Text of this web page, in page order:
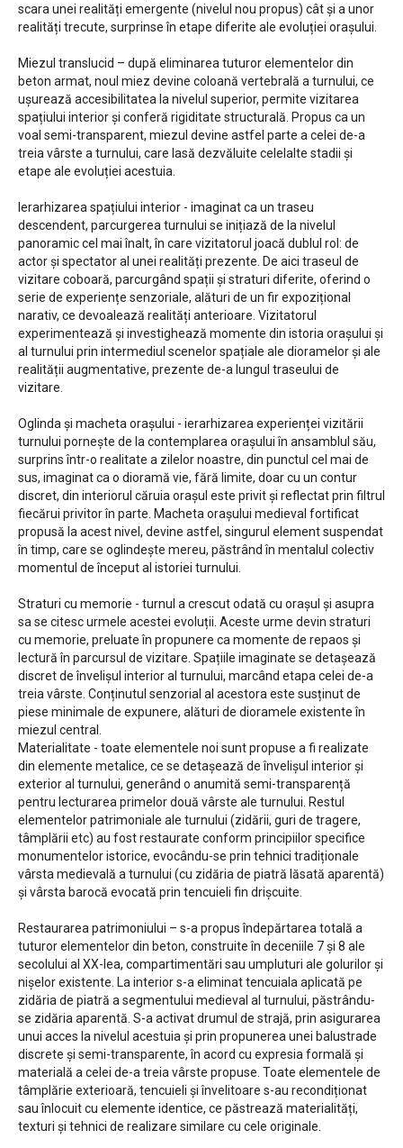
scara unei realități emergente (nivelul nou propus) cât și a unor
realități trecute, surprinse în etape diferite ale evoluției orașului.
Miezul translucid – după eliminarea tuturor elementelor din
beton armat, noul miez devine coloană vertebrală a turnului, ce
ușurează accesibilitatea la nivelul superior, permite vizitarea
spațiului interior și conferă rigiditate structurală. Propus ca un
voal semi-transparent, miezul devine astfel parte a celei de-a
treia vârste a turnului, care lasă dezvăluite celelalte stadii și
etape ale evoluției acestuia.
Ierarhizarea spațiului interior - imaginat ca un traseu
descendent, parcurgerea turnului se inițiază de la nivelul
panoramic cel mai înalt, în care vizitatorul joacă dublul rol: de
actor și spectator al unei realități prezente. De aici traseul de
vizitare coboară, parcurgând spații și straturi diferite, oferind o
serie de experiențe senzoriale, alături de un fir expozițional
narativ, ce devoalează realități anterioare. Vizitatorul
experimentează și investighează momente din istoria orașului și
al turnului prin intermediul scenelor spațiale ale dioramelor și ale
realității augmentative, prezente de-a lungul traseului de
vizitare.
Oglinda și macheta orașului - ierarhizarea experienței vizitării
turnului pornește de la contemplarea orașului în ansamblul său,
surprins într-o realitate a zilelor noastre, din punctul cel mai de
sus, imaginat ca o dioramă vie, fără limite, doar cu un contur
discret, din interiorul căruia orașul este privit și reflectat prin filtrul
fiecărui privitor în parte. Macheta orașului medieval fortificat
propusă la acest nivel, devine astfel, singurul element suspendat
în timp, care se oglindește mereu, păstrând în mentalul colectiv
momentul de început al istoriei turnului.
Straturi cu memorie - turnul a crescut odată cu orașul și asupra
sa se citesc urmele acestei evoluții. Aceste urme devin straturi
cu memorie, preluate în propunere ca momente de repaos și
lectură în parcursul de vizitare. Spațiile imaginate se detașează
discret de învelișul interior al turnului, marcând etapa celei de-a
treia vârste. Conținutul senzorial al acestora este susținut de
piese minimale de expunere, alături de dioramele existente în
miezul central.
Materialitate - toate elementele noi sunt propuse a fi realizate
din elemente metalice, ce se detașează de învelișul interior și
exterior al turnului, generând o anumită semi-transparență
pentru lecturarea primelor două vârste ale turnului. Restul
elementelor patrimoniale ale turnului (zidării, guri de tragere,
tâmplării etc) au fost restaurate conform principiilor specifice
monumentelor istorice, evocându-se prin tehnici tradiționale
vârsta medievală a turnului (cu zidăria de piatră lăsată aparentă)
și vârsta barocă evocată prin tencuieli fin drișcuite.
Restaurarea patrimoniului – s-a propus îndepărtarea totală a
tuturor elementelor din beton, construite în deceniile 7 și 8 ale
secolului al XX-lea, compartimentări sau umpluturi ale golurilor și
nișelor existente. La interior s-a eliminat tencuiala aplicată pe
zidăria de piatră a segmentului medieval al turnului, păstrându-
se zidăria aparentă. S-a activat drumul de strajă, prin asigurarea
unui acces la nivelul acestuia și prin propunerea unei balustrade
discrete și semi-transparente, în acord cu expresia formală și
materială a celei de-a treia vârste propuse. Toate elementele de
tâmplărie exterioară, tencuieli și învelitoare s-au recondiționat
sau înlocuit cu elemente identice, ce păstrează materialități,
texturi și tehnici de realizare similare cu cele originale.